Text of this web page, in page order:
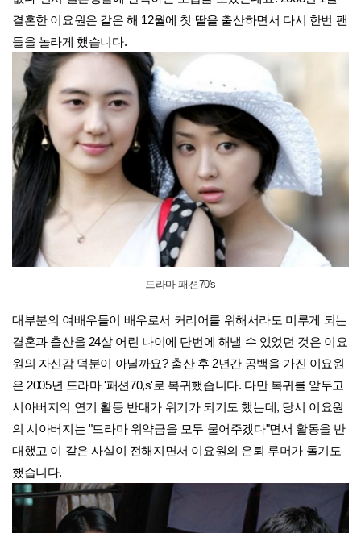
결혼한 이요원은 같은 해 12월에 첫 딸을 출산하면서 다시 한번 팬
들을 놀라게 했습니다.
드라마 패션70's
대부분의 여배우들이 배우로서 커리어를 위해서라도 미루게 되는
결혼과 출산을 24살 어린 나이에 단번에 해낼 수 있었던 것은 이요
원의 자신감 덕분이 아닐까요? 출산 후 2년간 공백을 가진 이요원
은 2005년 드라마 '패션70,s'로 복귀했습니다. 다만 복귀를 앞두고
시아버지의 연기 활동 반대가 위기가 되기도 했는데, 당시 이요원
의 시아버지는 "드라마 위약금을 모두 물어주겠다"면서 활동을 반
대했고 이 같은 사실이 전해지면서 이요원의 은퇴 루머가 돌기도
했습니다.